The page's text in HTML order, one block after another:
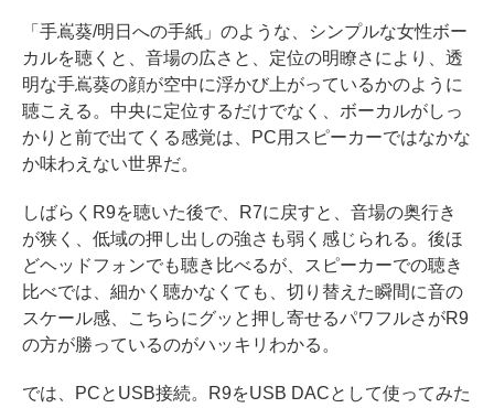
「手嶌葵/明日への手紙」のような、シンプルな女性ボー
カルを聴くと、音場の広さと、定位の明瞭さにより、透
明な手嶌葵の顔が空中に浮かび上がっているかのように
聴こえる。中央に定位するだけでなく、ボーカルがしっ
かりと前で出てくる感覚は、PC用スピーカーではなかな
か味わえない世界だ。
しばらくR9を聴いた後で、R7に戻すと、音場の奥行き
が狭く、低域の押し出しの強さも弱く感じられる。後ほ
どヘッドフォンでも聴き比べるが、スピーカーでの聴き
比べでは、細かく聴かなくても、切り替えた瞬間に音の
スケール感、こちらにグッと押し寄せるパワフルさがR9
の方が勝っているのがハッキリわかる。
では、PCとUSB接続。R9をUSB DACとして使ってみた